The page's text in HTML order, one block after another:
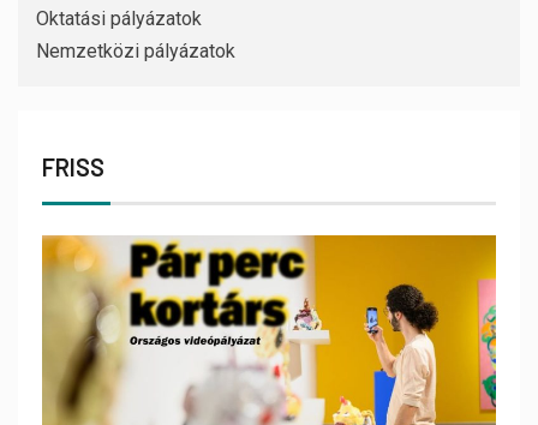
Oktatási pályázatok
Nemzetközi pályázatok
FRISS